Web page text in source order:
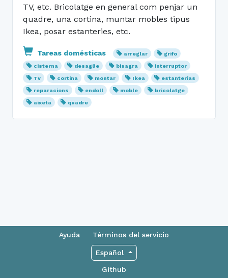
TV, etc. Bricolatge en general com penjar un
quadre, una cortina, muntar mobles tipus
Ikea, posar estanteries, etc.
Tareas domésticas arreglar
grifo
cisterna
desagüe bisagra
interruptor
Tv
cortina montar Ikea
estanterias
reparacions
endoll moble
bricolatge
aixeta
quadre
Ayuda Términos del servicio
Español
Github